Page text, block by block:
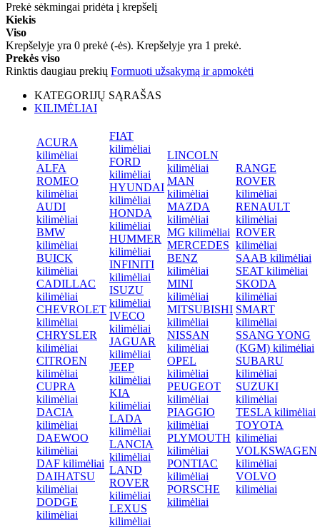
Prekė sėkmingai pridėta į krepšelį
Kiekis
Viso
Krepšelyje yra 0 prekė (-ės). Krepšelyje yra 1 prekė.
Prekės viso
Rinktis daugiau prekių Formuoti užsakymą ir apmokėti
KATEGORIJŲ SĄRAŠAS
KILIMĖLIAI
ACURA
kilimėliai
ALFA
ROMEO
kilimėliai
AUDI
kilimėliai
BMW
kilimėliai
BUICK
kilimėliai
CADILLAC
kilimėliai
CHEVROLET
kilimėliai
CHRYSLER
kilimėliai
CITROEN
kilimėliai
CUPRA
kilimėliai
DACIA
kilimėliai
DAEWOO
kilimėliai
DAF kilimėliai
DAIHATSU
kilimėliai
DODGE
kilimėliai
FIAT
kilimėliai
FORD
kilimėliai
HYUNDAI
kilimėliai
HONDA
kilimėliai
HUMMER
kilimėliai
INFINITI
kilimėliai
ISUZU
kilimėliai
IVECO
kilimėliai
JAGUAR
kilimėliai
JEEP
kilimėliai
KIA
kilimėliai
LADA
kilimėliai
LANCIA
kilimėliai
LAND
ROVER
kilimėliai
LEXUS
kilimėliai
LINCOLN
kilimėliai
MAN
kilimėliai
MAZDA
kilimėliai
MG kilimėliai
MERCEDES
BENZ
kilimėliai
MINI
kilimėliai
MITSUBISHI
kilimėliai
NISSAN
kilimėliai
OPEL
kilimėliai
PEUGEOT
kilimėliai
PIAGGIO
kilimėliai
PLYMOUTH
kilimėliai
PONTIAC
kilimėliai
PORSCHE
kilimėliai
RANGE
ROVER
kilimėliai
RENAULT
kilimėliai
ROVER
kilimėliai
SAAB kilimėliai
SEAT kilimėliai
SKODA
kilimėliai
SMART
kilimėliai
SSANG YONG
(KGM) kilimėliai
SUBARU
kilimėliai
SUZUKI
kilimėliai
TESLA kilimėliai
TOYOTA
kilimėliai
VOLKSWAGEN
kilimėliai
VOLVO
kilimėliai